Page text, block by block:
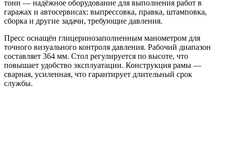
тонн — надёжное оборудование для выполнения работ в
гаражах и автосервисах: выпрессовка, правка, штамповка,
сборка и другие задачи, требующие давления.
Пресс оснащён глицеринозаполненным манометром для
точного визуального контроля давления. Рабочий диапазон
составляет 364 мм. Стол регулируется по высоте, что
повышает удобство эксплуатации. Конструкция рамы —
сварная, усиленная, что гарантирует длительный срок
службы.